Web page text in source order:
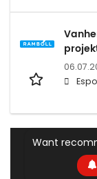
Want